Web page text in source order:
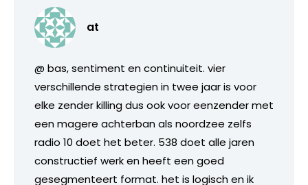
at
@ bas, sentiment en continuiteit. vier
verschillende strategien in twee jaar is voor
elke zender killing dus ook voor eenzender met
een magere achterban als noordzee zelfs
radio 10 doet het beter. 538 doet alle jaren
constructief werk en heeft een goed
gesegmenteert format. het is logisch en ik